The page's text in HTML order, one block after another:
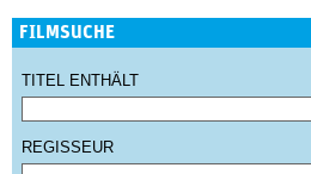
FILMSUCHE
TITEL ENTHÄLT
REGISSEUR